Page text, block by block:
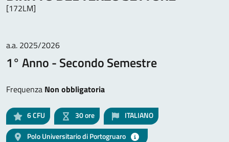
[172LM]
a.a. 2025/2026
1° Anno - Secondo Semestre
Frequenza Non obbligatoria
6CFU 30 ore
ITALIANO
Polo Universitario di Portogruaro